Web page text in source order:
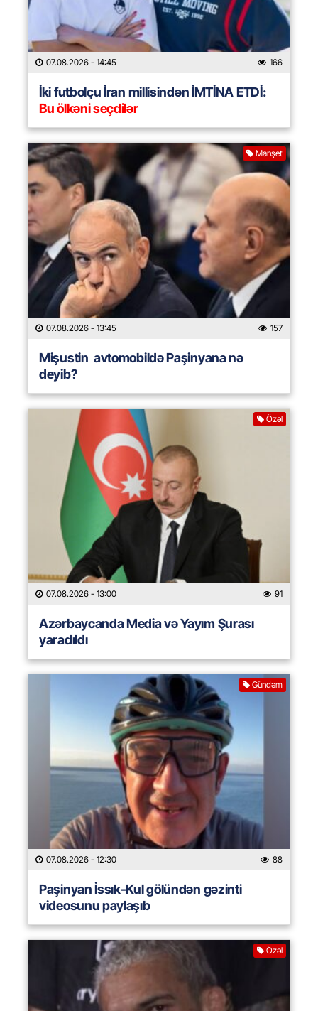
07.08.2026 - 14:45 166
İki futbolçu İran millisindən İMTİNA ETDİ:
Bu ölkəni seçdilər
Manşet
07.08.2026 - 13:45 157
Mişustin avtomobildə Paşinyana nə
deyib?
Özəl
07.08.2026 - 13:00 91
Azərbaycanda Media və Yayım Şurası
yaradıldı
Gündəm
07.08.2026 - 12:30 88
Paşinyan İssık-Kul gölündən gəzinti
videosunu paylaşıb
Özəl